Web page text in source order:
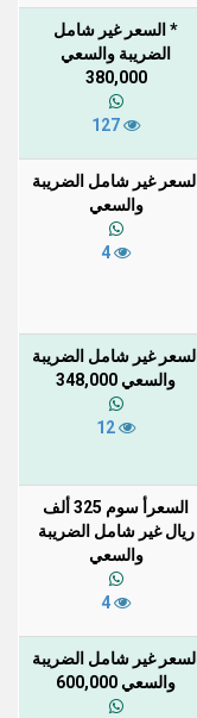
* السعر غير شامل
الضريبة والسعي
380,000
السعر غير شامل الضريبة
والسعي
السعر غير شامل الضريبة
والسعي 348,000
السعرأ سوم 325 ألف
ريال غير شامل الضريبة
والسعي
السعر غير شامل الضريبة
والسعي 600,000